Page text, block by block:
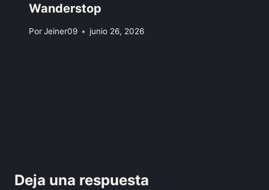
Wanderstop
PorJeiner09 junio 26, 2026
Deja una respuesta